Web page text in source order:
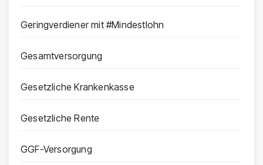
Geringverdiener mit #Mindestlohn
Gesamtversorgung
Gesetzliche Krankenkasse
Gesetzliche Rente
GGF-Versorgung